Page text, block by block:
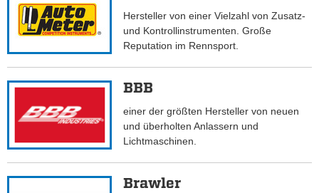
Hersteller von einer Vielzahl von Zusatz-
und Kontrollinstrumenten. Große
Reputation im Rennsport.
BBB
einer der größten Hersteller von neuen
und überholten Anlassern und
Lichtmaschinen.
Brawler